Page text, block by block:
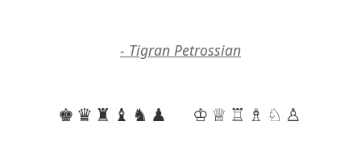
- Tigran Petrossian
♚♛♜♝♞♟ ♔♕♖♗♘♙